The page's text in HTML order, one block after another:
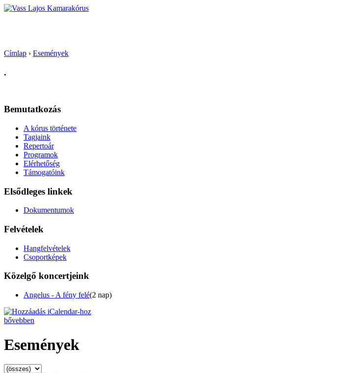
Címlap › Események
.
Bemutatkozás
A kórus története
Tagjaink
Repertoár
Programok
Elérhetőség
Támogatóink
Elsődleges linkek
Dokumentumok
Felvételek
Hangfelvételek
Csoportképek
Közelgő koncertjeink
Angelus - A fény felé(2 nap)
bővebben
Események